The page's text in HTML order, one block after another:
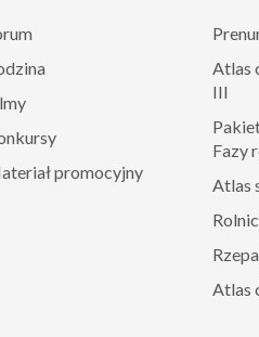
Atlas
III
Fazy
Atlas
Atlas
promocyjny